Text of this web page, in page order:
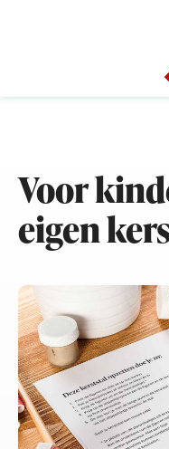
Voor
eigen